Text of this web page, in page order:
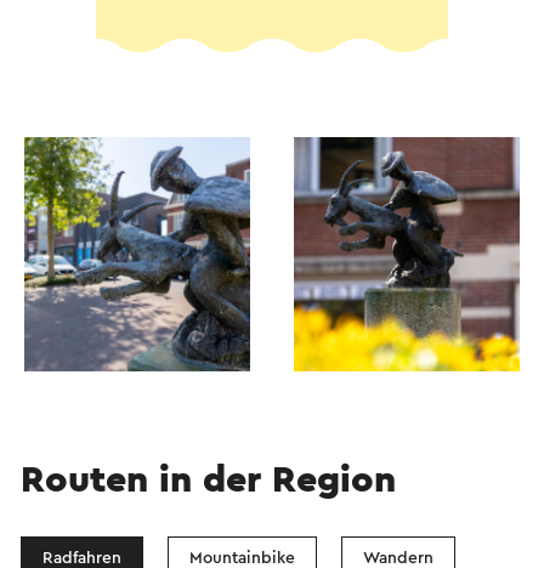
Routen in der Region
Radfahren Mountainbike Wandern